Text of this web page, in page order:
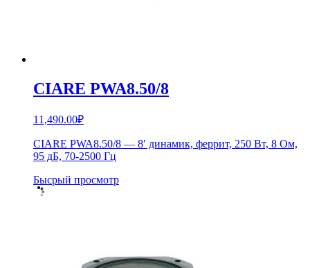
CIARE PWA8.50/8
11,490.00₽
CIARE PWA8.50/8 — 8′ динамик, феррит, 250 Вт, 8 Ом,
95 дБ, 70-2500 Гц
Бысрый просмотр